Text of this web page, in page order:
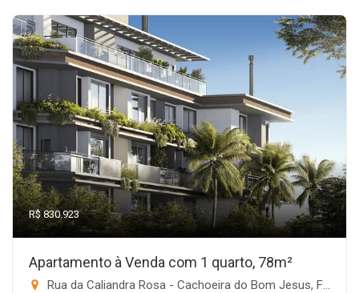
R$ 830.923
Apartamento à Venda com 1 quarto, 78m²
Rua da Caliandra Rosa - Cachoeira do Bom Jesus, Florianópolis-SC